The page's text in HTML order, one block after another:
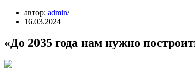
автор: admin
16.03.2024
«До 2035 года нам нужно